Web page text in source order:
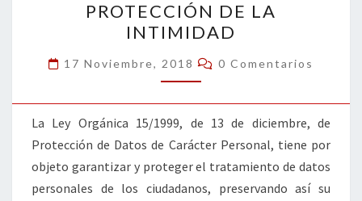
DE
LA
INTIMIDAD
PROTECCIÓN DE LA
INTIMIDAD
17 Noviembre, 2018 Comentarios
0 Comentarios
La Ley Orgánica 15/1999, de 13 de diciembre, de
Protección de Datos de Carácter Personal, tiene por
objeto garantizar y proteger el tratamiento de datos
personales de los ciudadanos, preservando así su